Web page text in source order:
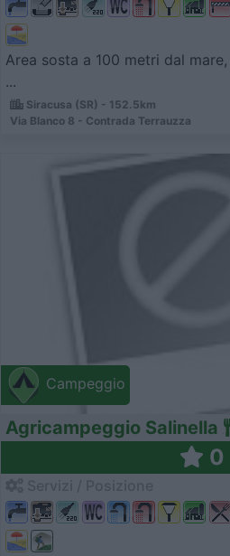
Area sosta a 100 metri dal
...
Siracusa (SR) - 152.5km
Via Blanco 8 - Contrada Terrauzza
Campeggio
Agricampeggio Salinella
0